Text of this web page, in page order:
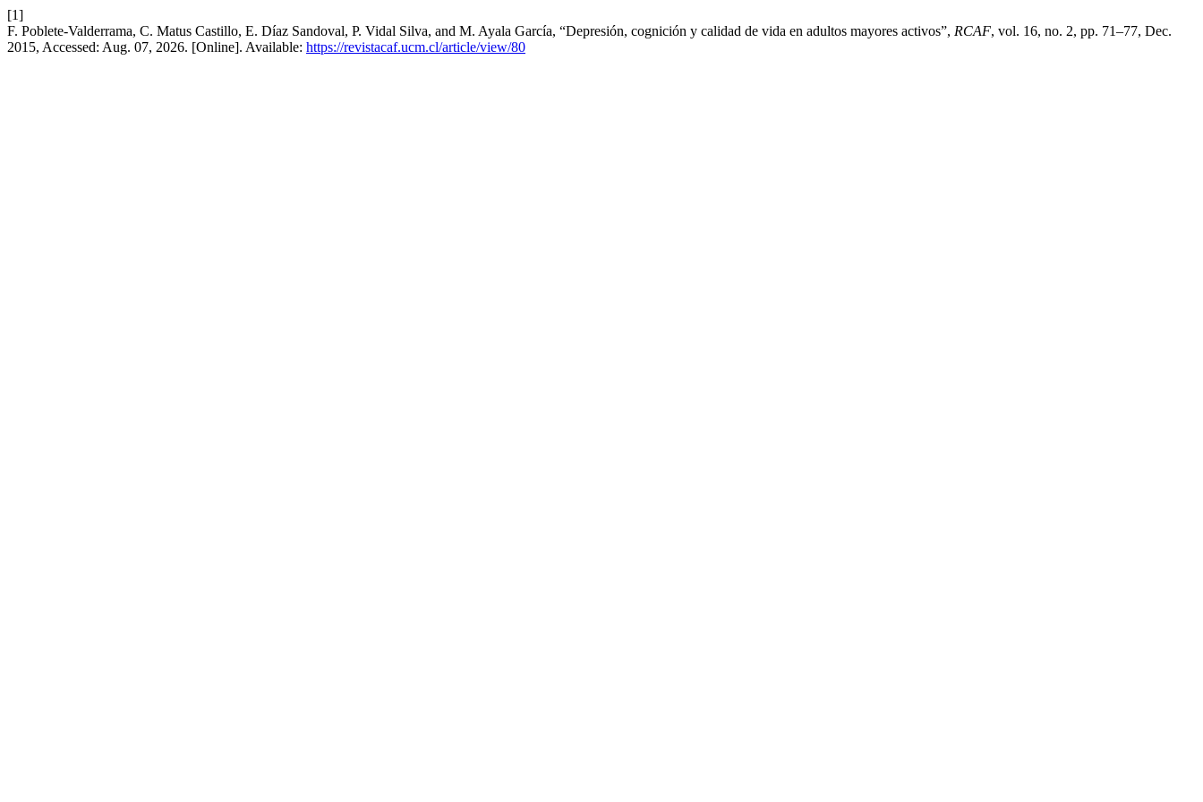
[1]
F. Poblete-Valderrama, C. Matus Castillo, E. Díaz Sandoval, P. Vidal Silva, and M. Ayala García, “Depresión, cognición y calidad de vida en adultos mayores activos”, RCAF, vol. 16, no. 2, pp. 71–77, Dec.
2015, Accessed: Aug. 07, 2026. [Online]. Available: https://revistacaf.ucm.cl/article/view/80